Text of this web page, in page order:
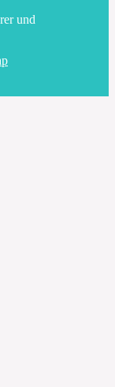
und